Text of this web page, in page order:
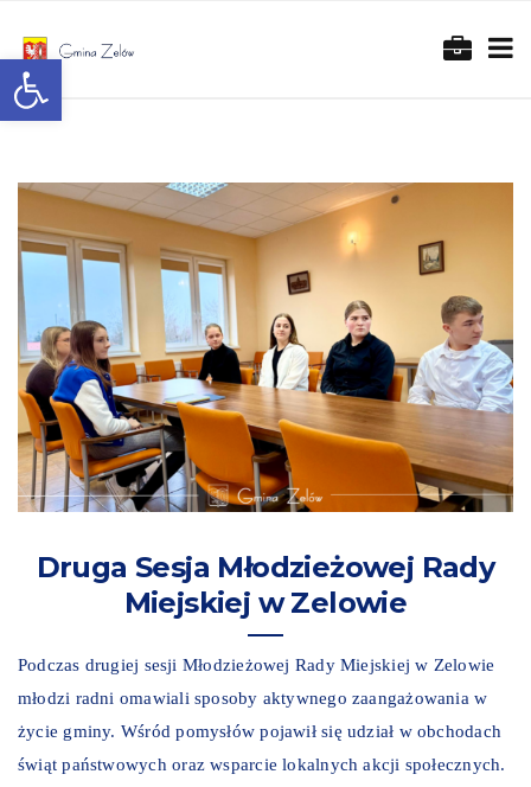
Otwórz pasek narzędzi
Druga Sesja Młodzieżowej Rady
Miejskiej w Zelowie
Podczas drugiej sesji Młodzieżowej Rady Miejskiej w Zelowie
młodzi radni omawiali sposoby aktywnego zaangażowania w
życie gminy. Wśród pomysłów pojawił się udział w obchodach
świąt państwowych oraz wsparcie lokalnych akcji społecznych.